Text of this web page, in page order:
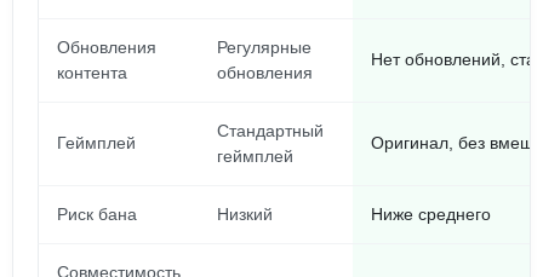
Обновления
контента
Регулярные
обновления
Нет обновлений,
Геймплей
Стандартный
геймплей
Оригинал, без
Риск бана Низкий Ниже среднего
Совместимость